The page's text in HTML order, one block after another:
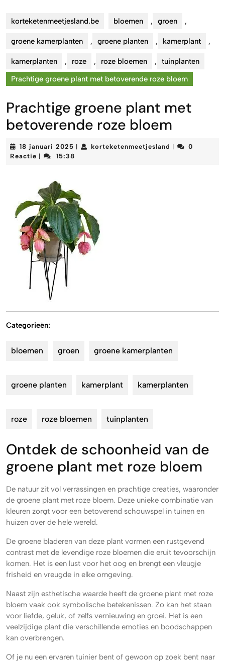
korteketenmeetjesland.be bloemen , groen ,
groene kamerplanten , groene planten , kamerplant ,
kamerplanten , roze , roze bloemen ,
tuinplanten
Prachtige groene plant met betoverende roze bloem
Prachtige groene plant met
betoverende roze bloem
18 januari 2025 18
januari
korteketenmeetjesland
0
Reactie
15:38
Categorieën:
bloemen groen groene kamerplanten
groene planten kamerplant kamerplanten
roze roze bloemen tuinplanten
Ontdek de schoonheid van de
groene plant met roze bloem
De natuur zit vol verrassingen en prachtige creaties, waaronder
de groene plant met roze bloem. Deze unieke combinatie van
kleuren zorgt voor een betoverend schouwspel in tuinen en
huizen over de hele wereld.
De groene bladeren van deze plant vormen een rustgevend
contrast met de levendige roze bloemen die eruit tevoorschijn
komen. Het is een lust voor het oog en brengt een vleugje
frisheid en vreugde in elke omgeving.
Naast zijn esthetische waarde heeft de groene plant met roze
bloem vaak ook symbolische betekenissen. Zo kan het staan
voor liefde, geluk, of zelfs vernieuwing en groei. Het is een
veelzijdige plant die verschillende emoties en boodschappen
kan overbrengen.
Of je nu een ervaren tuinier bent of gewoon op zoek bent naar